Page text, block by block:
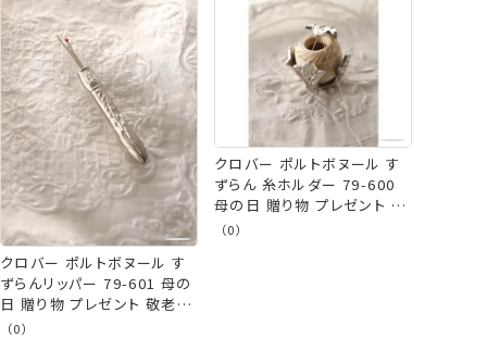
クロバー ポルトボヌール す
ずらんリッパー 79-601 母の
日 贈り物 プレゼント 敬老の
日 clv 手芸の山久
（0）
クロバー ポルトボヌール す
ずらん 糸ホルダー 79-600
母の日 贈り物 プレゼント 敬
老の日 clv 手芸の山久
（0）